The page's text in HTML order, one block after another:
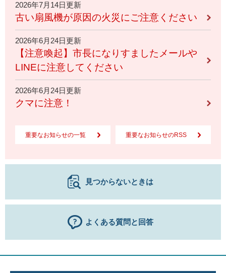
2026年7月14日更新
古い扇風機が原因の火災にご注意ください
2026年6月24日更新
【注意喚起】市長になりすましたメールや
LINEに注意してください
2026年6月24日更新
クマに注意！
重要なお知らせの一覧 重要なお知らせのRSS
見つからないときは
よくある質問と回答